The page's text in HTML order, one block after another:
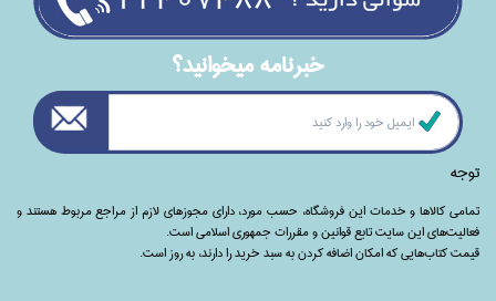
خبرنامه ميخوانيد؟
توجه
تمامی‌ کالاها و خدمات این فروشگاه، حسب مورد،‌ دارای مجوزهای لازم از مراجع مربوط هستند ‌و‌‌
فعالیت‌های این سایت تابع قوانین و مقررات جمهوری اسلامی است.
قیمت کتاب‌هایی که امکان اضافه کردن به سبد خرید را دارند،‌ به روز است.